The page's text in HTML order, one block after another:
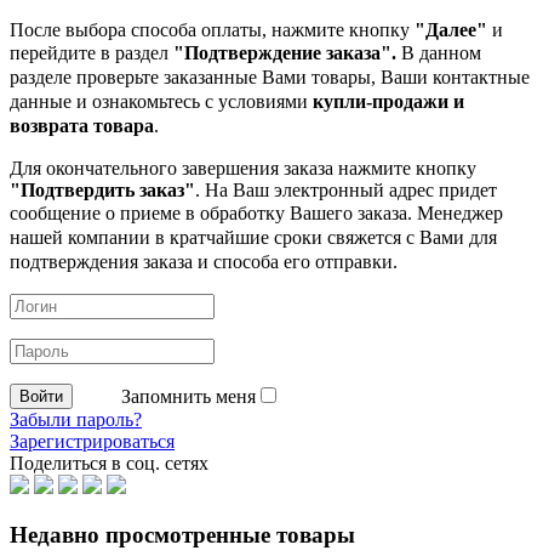
После выбора способа оплаты, нажмите кнопку "Далее" и
перейдите в раздел "Подтверждение заказа". В данном
разделе проверьте заказанные Вами товары, Ваши контактные
данные и ознакомьтесь с условиями купли-продажи и
возврата товара.
Для окончательного завершения заказа нажмите кнопку
"Подтвердить заказ". На Ваш электронный адрес придет
сообщение о приеме в обработку Вашего заказа. Менеджер
нашей компании в кратчайшие сроки свяжется с Вами для
подтверждения заказа и способа его отправки.
Запомнить меня
Забыли пароль?
Зарегистрироваться
Поделиться в соц. сетях
Недавно просмотренные товары